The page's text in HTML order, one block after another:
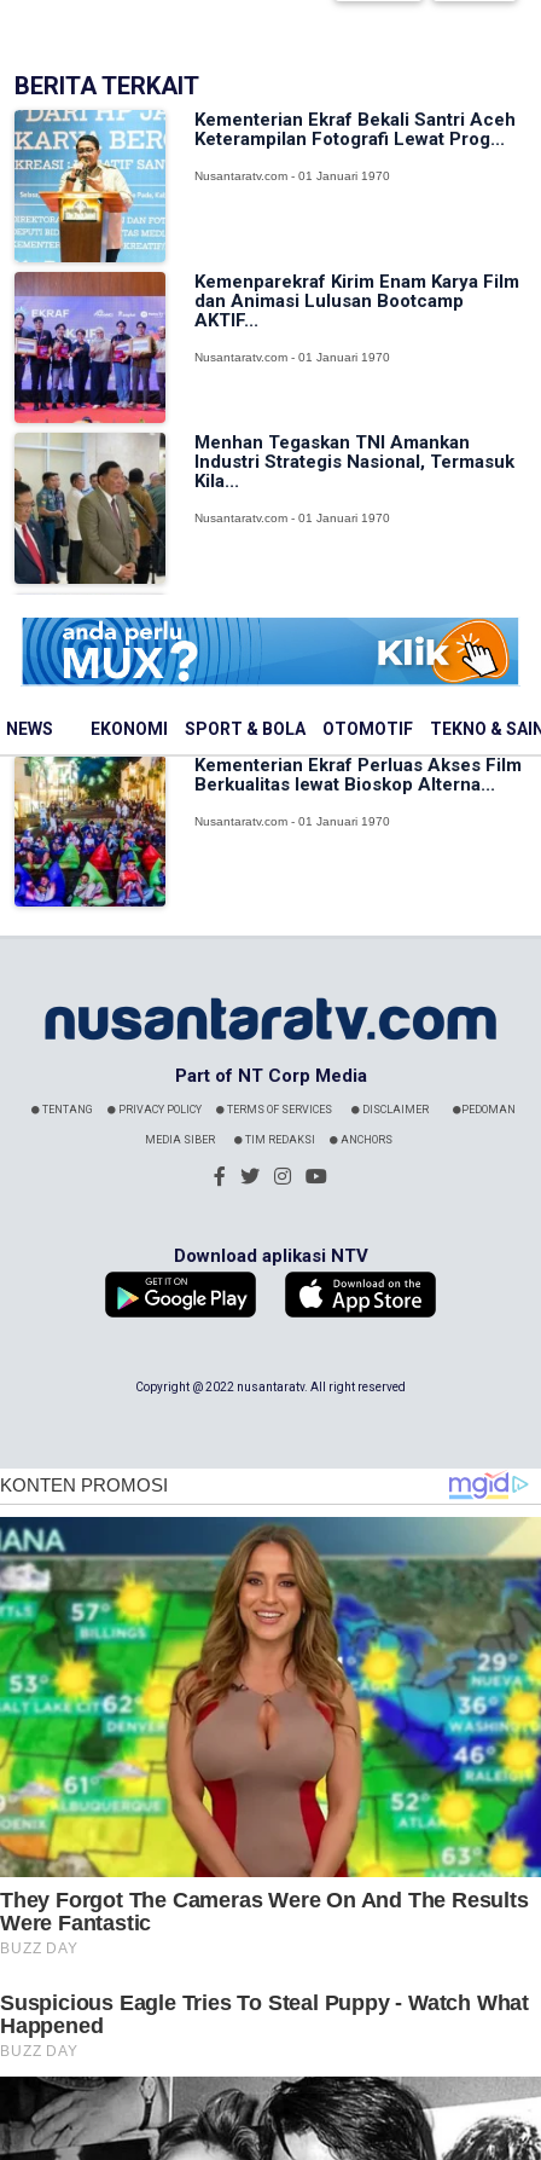
NEWS EKONOMI SPORT & BOLA OTOMOTIF TEKNO &
BERITA TERKAIT
Kementerian Ekraf Bekali Santri Aceh
Keterampilan Fotografi Lewat Prog...
Nusantaratv.com - 01 Januari 1970
Kemenparekraf Kirim Enam Karya Film
dan Animasi Lulusan Bootcamp
AKTIF...
Nusantaratv.com - 01 Januari 1970
Menhan Tegaskan TNI Amankan
Industri Strategis Nasional, Termasuk
Kila...
Nusantaratv.com - 01 Januari 1970
Ekosistem Biomassa Berbasis
Koperasi
Nusantaratv.com - 01 Januari 1970
Kementerian Ekraf Perluas Akses Film
Berkualitas lewat Bioskop Alterna...
Nusantaratv.com - 01 Januari 1970
Part of NT Corp Media
TENTANG PRIVACY POLICY TERMS OF SERVICES DISCLAIMER PEDOMAN
MEDIA SIBER TIM REDAKSI ANCHORS
Download aplikasi NTV
Copyright @ 2022 nusantaratv. All right reserved